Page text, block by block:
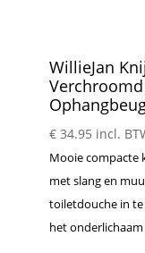
WillieJan
Verchroomd
€34.95 incl.
Mooie compacte
met slang en
toiletdouche in
het